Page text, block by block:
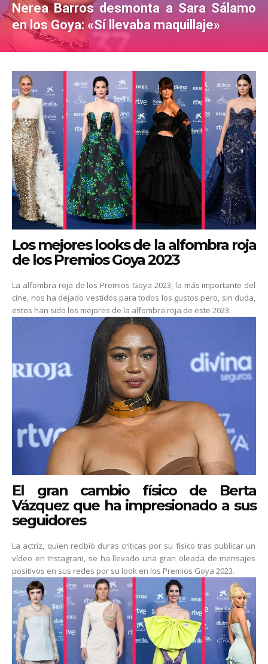
Nerea Barros desmonta a Sara Sálamo
en los Goya: «Sí llevaba maquillaje»
Los mejores looks de la alfombra roja
de los Premios Goya 2023
La alfombra roja de los Premios Goya 2023, la más importante del
cine, nos ha dejado vestidos para todos los gustos pero, sin duda,
estos han sido los mejores de la alfombra roja de este 2023.
El gran cambio físico de Berta
Vázquez que ha impresionado a sus
seguidores
La actriz, quien recibió duras críticas por su físico tras publicar un
vídeo en Instagram, se ha llevado una gran oleada de mensajes
positivos en sus redes por su look en los Premios Goya 2023.